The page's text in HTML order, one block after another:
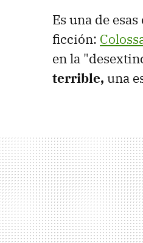
Es una de
ficción:
en la
terrible, una